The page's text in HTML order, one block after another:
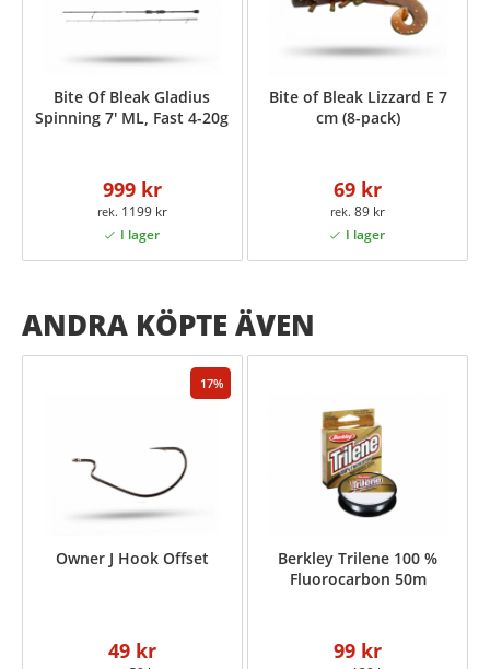
Bite Of Bleak Gladius
Spinning 7' ML, Fast 4-20g
999 kr
1199 kr
Bite of Bleak Lizzard E 7
cm (8-pack)
69 kr
89 kr
ANDRA KÖPTE ÄVEN
17
Owner J Hook Offset
49 kr
Berkley Trilene 100 %
Fluorocarbon 50m
99 kr